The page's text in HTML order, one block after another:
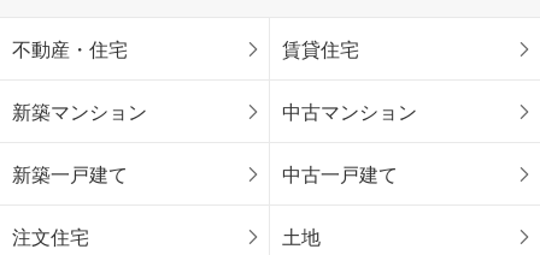
不動産・住宅 賃貸住宅
新築マンション 中古マンション
新築一戸建て 中古一戸建て
注文住宅 土地